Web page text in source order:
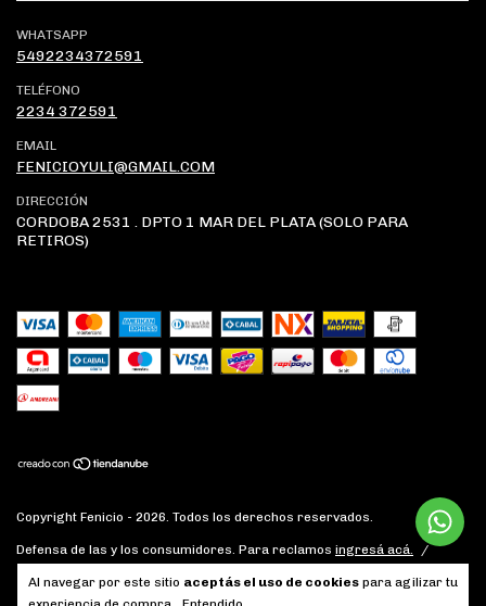
Al navegar por este sitio aceptás el uso de cookies para agilizar tu
WHATSAPP
5492234372591
TELÉFONO
2234 372591
EMAIL
FENICIOYULI@GMAIL.COM
DIRECCIÓN
CORDOBA 2531 . DPTO 1 MAR DEL PLATA (SOLO PARA
RETIROS)
Copyright Fenicio - 2026. Todos los derechos reservados.
Defensa de las y los consumidores. Para reclamos ingresá acá.
/
Botón de arrepentimiento